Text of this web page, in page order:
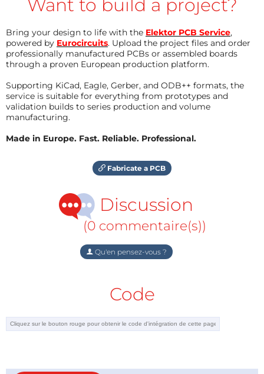
Want to build a project?
Bring your design to life with the Elektor PCB Service,
powered by Eurocircuits. Upload the project files and order
professionally manufactured PCBs or assembled boards
through a proven European production platform.
Supporting KiCad, Eagle, Gerber, and ODB++ formats, the
service is suitable for everything from prototypes and
validation builds to series production and volume
manufacturing.
Made in Europe. Fast. Reliable. Professional.
Fabricate a PCB
Discussion
(0 commentaire(s))
Qu'en pensez-vous ?
Code